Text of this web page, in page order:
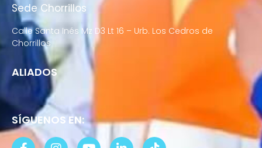
Sede Chorrillos
Calle Santa Inés Mz D3 Lt 16 – Urb. Los Cedros de
Chorrillos
ALIADOS
SÍGUENOS EN: